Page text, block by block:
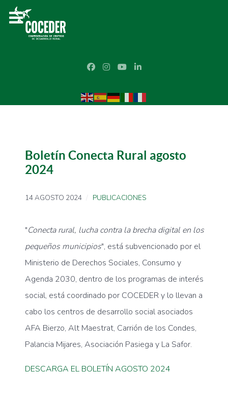
Boletín Conecta Rural agosto
2024
14 AGOSTO 2024 PUBLICACIONES
"Conecta rural, lucha contra la brecha digital en los
pequeños municipios", está subvencionado por el
Ministerio de Derechos Sociales, Consumo y
Agenda 2030, dentro de los programas de interés
social, está coordinado por COCEDER y lo llevan a
cabo los centros de desarrollo social asociados
AFA Bierzo, Alt Maestrat, Carrión de los Condes,
Palancia Mijares, Asociación Pasiega y La Safor.
DESCARGA EL BOLETÍN AGOSTO 2024